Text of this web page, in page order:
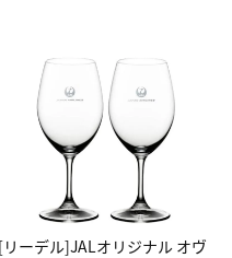
[リーデル]JALオリジナル オヴ